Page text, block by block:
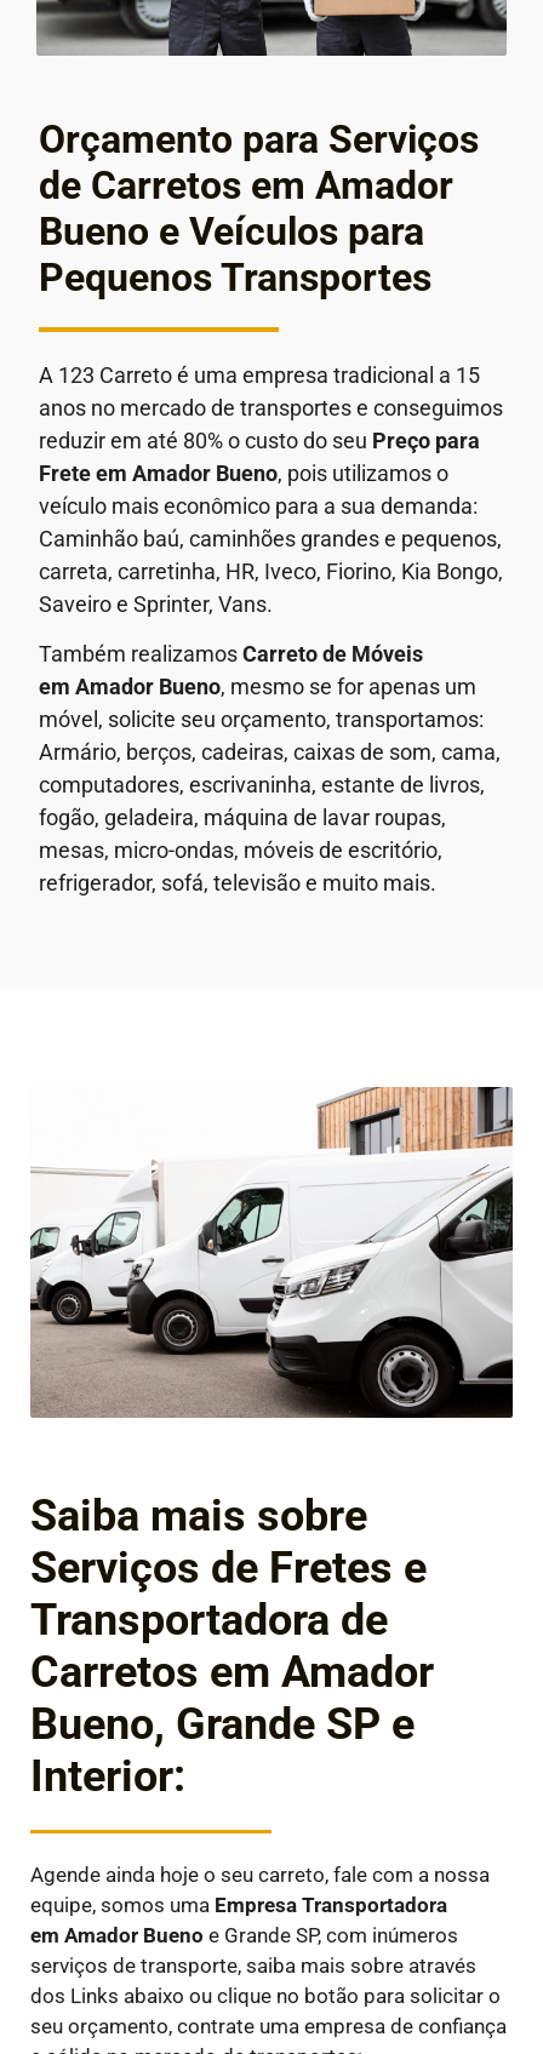
Orçamento para Serviços
de Carretos em Amador
Bueno e Veículos para
Pequenos Transportes
A 123 Carreto é uma empresa tradicional a 15
anos no mercado de transportes e conseguimos
reduzir em até 80% o custo do seu Preço para
Frete em Amador Bueno, pois utilizamos o
veículo mais econômico para a sua demanda:
Caminhão baú, caminhões grandes e pequenos,
carreta, carretinha, HR, Iveco, Fiorino, Kia Bongo,
Saveiro e Sprinter, Vans.
Também realizamosCarreto de Móveis
em Amador Bueno, mesmo se for apenas um
móvel, solicite seu orçamento, transportamos:
Armário, berços, cadeiras, caixas de som, cama,
computadores, escrivaninha, estante de livros,
fogão, geladeira, máquina de lavar roupas,
mesas, micro-ondas, móveis de escritório,
refrigerador, sofá, televisão e muito mais.
Saiba mais sobre
Serviços de Fretes e
Transportadora de
Carretos em Amador
Bueno, Grande SP e
Interior:
Agende ainda hoje o seu carreto, fale com a nossa
equipe, somos uma Empresa Transportadora
em Amador Bueno e Grande SP, com inúmeros
serviços de transporte, saiba mais sobre através
dos Links abaixo ou clique no botão para solicitar o
seu orçamento, contrate uma empresa de confiança